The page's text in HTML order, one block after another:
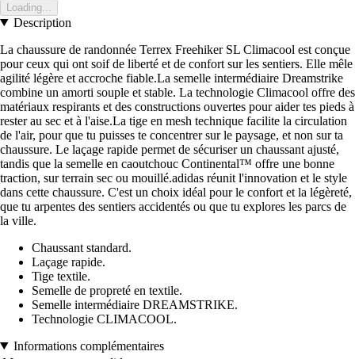
Loading...
Description
La chaussure de randonnée Terrex Freehiker SL Climacool est conçue
pour ceux qui ont soif de liberté et de confort sur les sentiers. Elle mêle
agilité légère et accroche fiable.La semelle intermédiaire Dreamstrike
combine un amorti souple et stable. La technologie Climacool offre des
matériaux respirants et des constructions ouvertes pour aider tes pieds à
rester au sec et à l'aise.La tige en mesh technique facilite la circulation
de l'air, pour que tu puisses te concentrer sur le paysage, et non sur ta
chaussure. Le laçage rapide permet de sécuriser un chaussant ajusté,
tandis que la semelle en caoutchouc Continental™ offre une bonne
traction, sur terrain sec ou mouillé.adidas réunit l'innovation et le style
dans cette chaussure. C'est un choix idéal pour le confort et la légèreté,
que tu arpentes des sentiers accidentés ou que tu explores les parcs de
la ville.
Chaussant standard.
Laçage rapide.
Tige textile.
Semelle de propreté en textile.
Semelle intermédiaire DREAMSTRIKE.
Technologie CLIMACOOL.
Informations complémentaires